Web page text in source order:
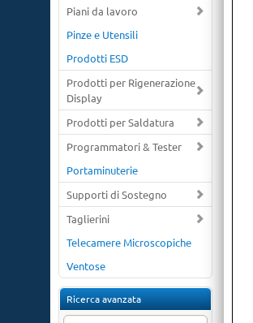
Piani da lavoro
Pinze e Utensili
Prodotti ESD
Prodotti per Rigenerazione
Display
Prodotti per Saldatura
Programmatori & Tester
Portaminuterie
Supporti di Sostegno
Taglierini
Telecamere Microscopiche
Ventose
Ricerca avanzata